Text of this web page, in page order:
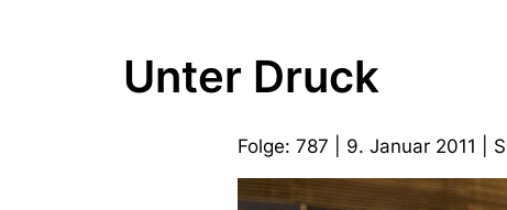
Unter Druck
Folge: 787 | 9. Januar 2011 |